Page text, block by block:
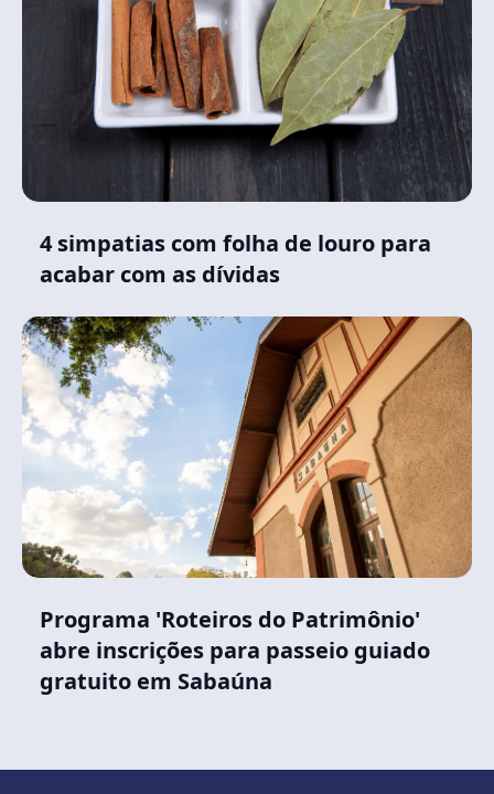
4 simpatias com folha de louro para
acabar com as dívidas
Programa 'Roteiros do Patrimônio'
abre inscrições para passeio guiado
gratuito em Sabaúna